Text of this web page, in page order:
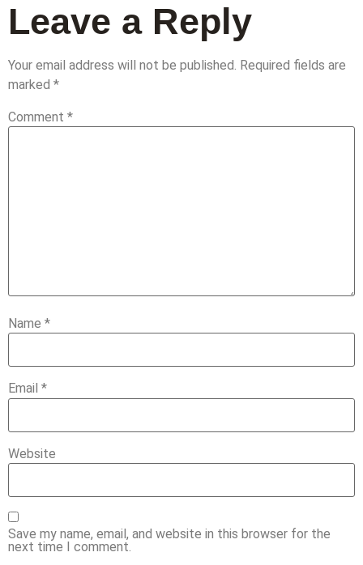
Leave a Reply
Your email address will not be published. Required fields are
marked *
Comment *
Name *
Email *
Website
Save my name, email, and website in this browser for the
next time I comment.